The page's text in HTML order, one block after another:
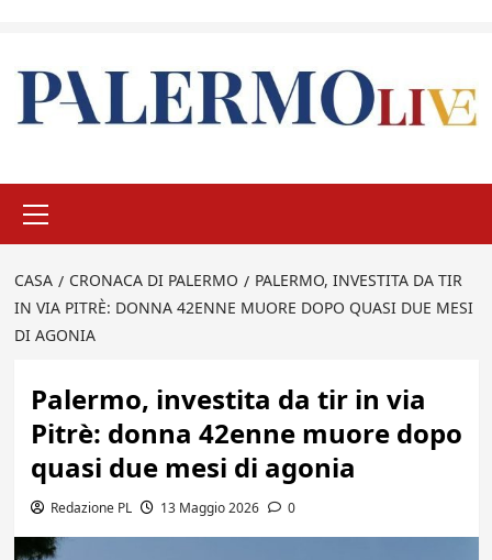
principale
CASA CRONACA DI PALERMO
PALERMO, INVESTITA DA TIR
IN VIA PITRÈ: DONNA 42ENNE MUORE DOPO QUASI DUE MESI
DI AGONIA
Palermo, investita da tir in via
Pitrè: donna 42enne muore dopo
quasi due mesi di agonia
Redazione PL 13 Maggio 2026 0